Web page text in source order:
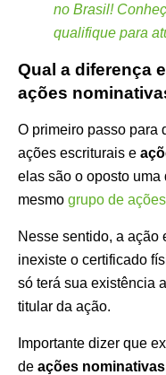
no Brasil!
qualifique para
Qual a diferença
ações
O primeiro passo para
ações escriturais e
elas são o oposto uma
mesmo grupo de ações
Nesse sentido, a ação
inexiste o certificado
só terá sua existência
titular da ação.
Importante dizer que
de ações nominativas